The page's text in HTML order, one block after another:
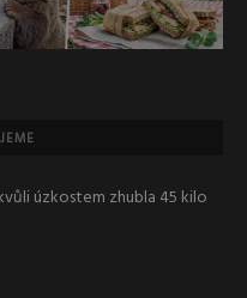
úzkostem zhubla 45 kilo